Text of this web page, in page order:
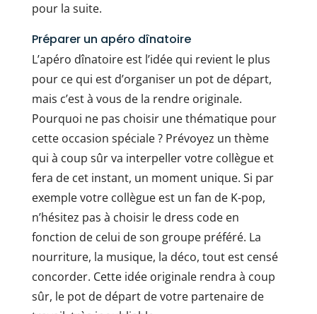
pour la suite.
Préparer un apéro dînatoire
L’apéro dînatoire est l’idée qui revient le plus
pour ce qui est d’organiser un pot de départ,
mais c’est à vous de la rendre originale.
Pourquoi ne pas choisir une thématique pour
cette occasion spéciale ? Prévoyez un thème
qui à coup sûr va interpeller votre collègue et
fera de cet instant, un moment unique. Si par
exemple votre collègue est un fan de K-pop,
n’hésitez pas à choisir le dress code en
fonction de celui de son groupe préféré. La
nourriture, la musique, la déco, tout est censé
concorder. Cette idée originale rendra à coup
sûr, le pot de départ de votre partenaire de